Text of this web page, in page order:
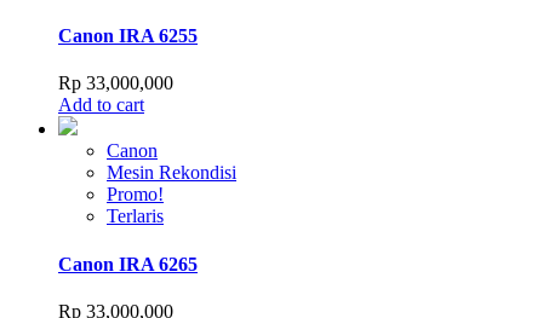
Canon IRA 6255
Rp 33,000,000
Add to cart
Canon
Mesin Rekondisi
Promo!
Terlaris
Canon IRA 6265
Rp 33,000,000